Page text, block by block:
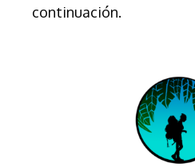
continuación.